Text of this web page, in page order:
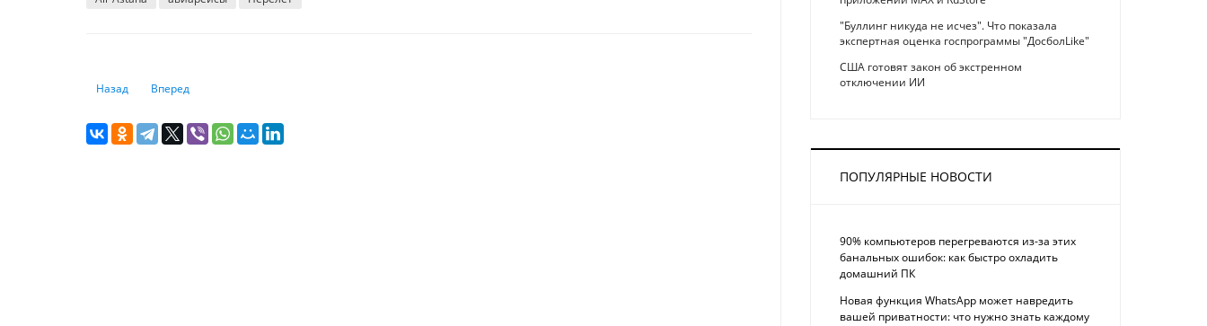
Предыдущий: Что нужно знать перед поездкой в Индию: рекомендации минздрава
Назад Следующий: ОАЭ за 68 тысяч тенге: как выгодно отдохнуть за рубежом и не попасть на мошенников
Вперед
"Буллинг никуда не исчез". Что показала
экспертная оценка госпрограммы "ДосболLike"
США готовят закон об экстренном
отключении ИИ
ПОПУЛЯРНЫЕ НОВОСТИ
90% компьютеров перегреваются из-за этих
банальных ошибок: как быстро охладить
домашний ПК
Новая функция WhatsApp может навредить
вашей приватности: что нужно знать каждому